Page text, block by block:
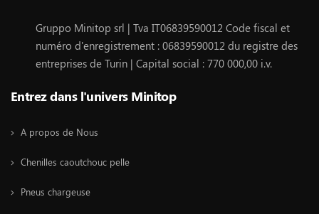
Gruppo Minitop srl | Tva IT06839590012 Code fiscal et
numéro d'enregistrement : 06839590012 du registre des
entreprises de Turin | Capital social : 770 000,00 i.v.
Entrez dans l'univers Minitop
A propos de Nous
Chenilles caoutchouc pelle
Pneus chargeuse